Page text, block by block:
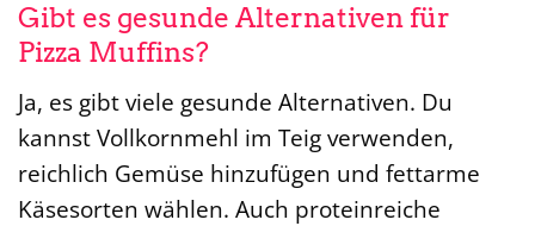
Gibt es gesunde Alternativen für
Pizza Muffins?
Ja, es gibt viele gesunde Alternativen. Du
kannst Vollkornmehl im Teig verwenden,
reichlich Gemüse hinzufügen und fettarme
Käsesorten wählen. Auch proteinreiche